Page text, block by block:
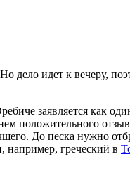
дело идет к вечеру,
заявляется как
положительного
До песка нужно
например, греческий в